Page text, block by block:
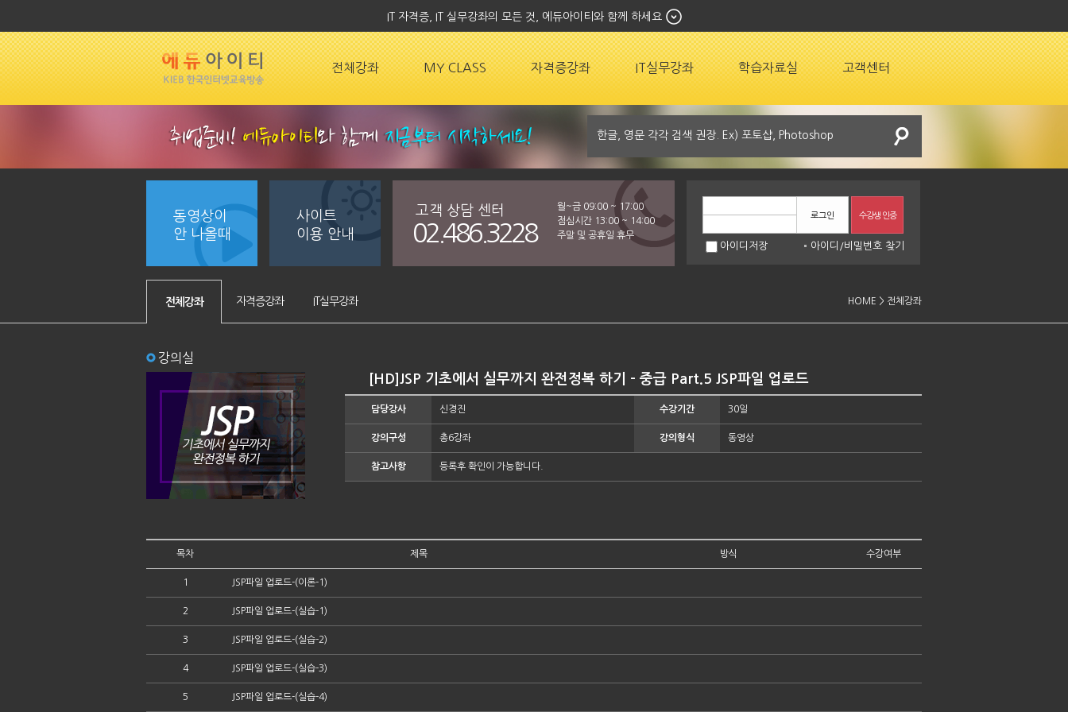
IT 자격증, IT 실무강좌의 모든 것, 에듀아이티와 함께 하세요
전체강좌 MY CLASS 자격증강좌 IT실무강좌 학습자료실 고객센터
동영상이
안 나올때
사이트
이용 안내
고객 상담 센터
02.486.3228
월~금 09:00 ~ 17:00
점심시간 13:00 ~ 14:00
주말 및 공휴일 휴무
로그인 수강생 인증
아이디저장 아이디 /비밀번호 찾기
전체강좌 자격증강좌 IT실무강좌 HOME > 전체강좌
강의실
[HD]JSP 기초에서 실무까지 완전정복 하기 - 중급 Part.5 JSP파일 업로드
담당강사 신경진 수강기간 30일
강의구성 총6강좌 강의형식 동영상
참고사항 등록후 확인이 가능합니다.
목차 제목 방식 수강여부
1 JSP파일 업로드-(이론-1)
2 JSP파일 업로드-(실습-1)
3 JSP파일 업로드-(실습-2)
4 JSP파일 업로드-(실습-3)
5 JSP파일 업로드-(실습-4)